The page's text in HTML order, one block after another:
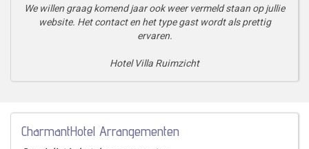
We willen graag komend jaar ook weer vermeld staan op jullie
website. Het contact en het type gast wordt als prettig
ervaren.
Hotel Villa Ruimzicht
CharmantHotel Arrangementen